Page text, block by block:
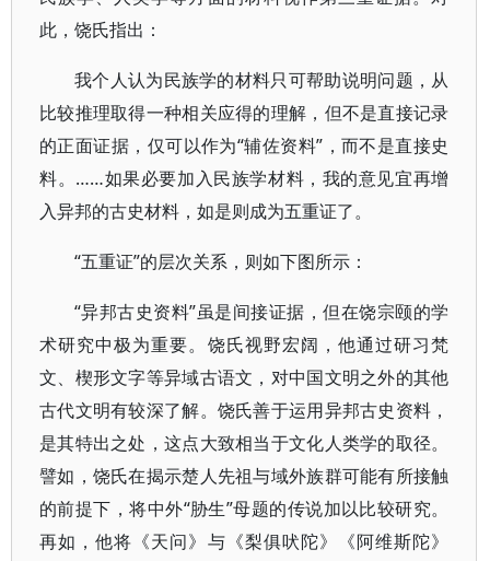
此，饶氏指出：
我个人认为民族学的材料只可帮助说明问题，从
比较推理取得一种相关应得的理解，但不是直接记录
的正面证据，仅可以作为“辅佐资料”，而不是直接史
料。……如果必要加入民族学材料，我的意见宜再增
入异邦的古史材料，如是则成为五重证了。
“五重证”的层次关系，则如下图所示：
“异邦古史资料”虽是间接证据，但在饶宗颐的学
术研究中极为重要。饶氏视野宏阔，他通过研习梵
文、楔形文字等异域古语文，对中国文明之外的其他
古代文明有较深了解。饶氏善于运用异邦古史资料，
是其特出之处，这点大致相当于文化人类学的取径。
譬如，饶氏在揭示楚人先祖与域外族群可能有所接触
的前提下，将中外“胁生”母题的传说加以比较研究。
再如，他将《天问》与《梨俱吠陀》《阿维斯陀》